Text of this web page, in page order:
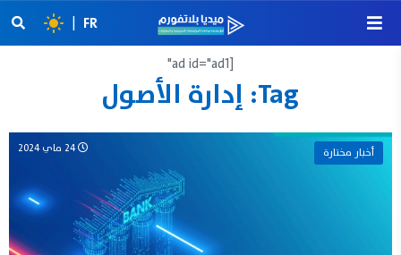
FR
|
[ad id="ad1"
Tag: إدارة الأصول
أخبار مختارة 24 ماي 2024